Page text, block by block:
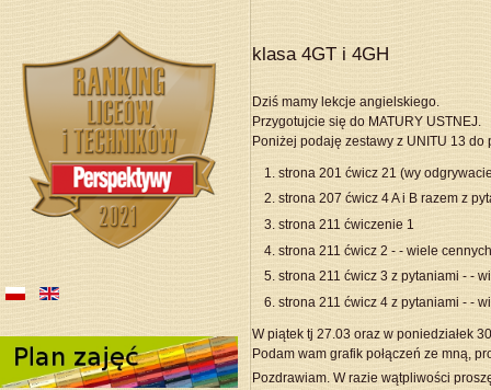
klasa 4GT i 4GH
Dziś mamy lekcje angielskiego.
Przygotujcie się do MATURY USTNEJ.
Poniżej podaję zestawy z UNITU 13
strona 201 ćwicz 21 (wy
strona 207 ćwicz 4 A i B razem z
strona 211 ćwiczenie 1
strona 211 ćwicz 2 - - wiele
strona 211 ćwicz 3 z pytaniami- -
strona 211 ćwicz 4 z pytaniami - -
W piątek tj 27.03 oraz w poniedziałek
Podam wam grafik połączeń ze mną,
Pozdrawiam. W razie wątpliwości